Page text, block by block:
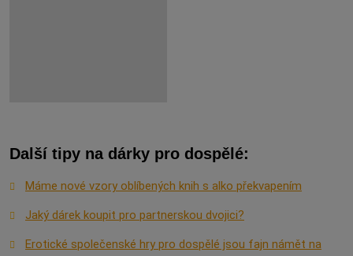
Další tipy na dárky pro dospělé:
Máme nové vzory oblíbených knih s alko překvapením
Jaký dárek koupit pro partnerskou dvojici?
Erotické společenské hry pro dospělé jsou fajn námět na